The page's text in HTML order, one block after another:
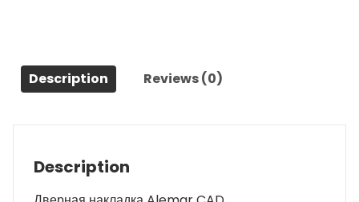
Description Reviews (0)
Description